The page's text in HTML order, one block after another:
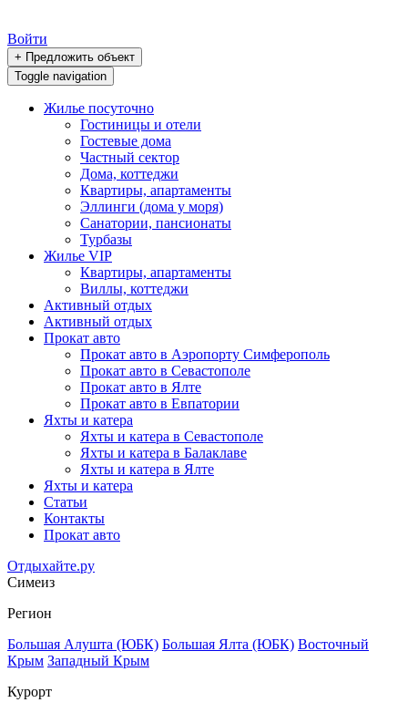
Войти
+ Предложить объект
Toggle navigation
Жилье посуточно
Гостиницы и отели
Гостевые дома
Частный сектор
Дома, коттеджи
Квартиры, апартаменты
Эллинги (дома у моря)
Санатории, пансионаты
Турбазы
Жилье VIP
Квартиры, апартаменты
Виллы, коттеджи
Активный отдых
Активный отдых
Прокат авто
Прокат авто в Аэропорту Симферополь
Прокат авто в Севастополе
Прокат авто в Ялте
Прокат авто в Евпатории
Яхты и катера
Яхты и катера в Севастополе
Яхты и катера в Балаклаве
Яхты и катера в Ялте
Яхты и катера
Статьи
Контакты
Прокат авто
Отдыхайте.ру
Симеиз
Регион
Большая Алушта (ЮБК) Большая Ялта (ЮБК) Восточный
Крым Западный Крым
Курорт